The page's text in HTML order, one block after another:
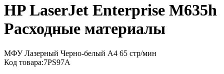
HP LaserJet Enterprise M635h
Расходные материалы
МФУ Лазерный Черно-белый A4 65 стр/мин
Код товара:7PS97A